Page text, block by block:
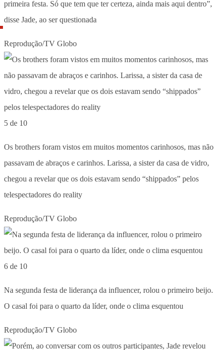
primeira festa. Só que tem que ter certeza, ainda mais aqui dentro”,
disse Jade, ao ser questionada
Reprodução/TV Globo
5 de 10
Os brothers foram vistos em muitos momentos carinhosos, mas não
passavam de abraços e carinhos. Larissa, a sister da casa de vidro,
chegou a revelar que os dois estavam sendo “shippados” pelos
telespectadores do reality
Reprodução/TV Globo
6 de 10
Na segunda festa de liderança da influencer, rolou o primeiro beijo.
O casal foi para o quarto da líder, onde o clima esquentou
Reprodução/TV Globo